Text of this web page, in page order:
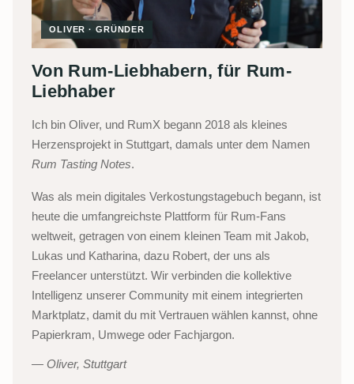
OLIVER · GRÜNDER
Von Rum-Liebhabern, für Rum-
Liebhaber
Ich bin Oliver, und RumX begann 2018 als kleines
Herzensprojekt in Stuttgart, damals unter dem Namen
Rum Tasting Notes.
Was als mein digitales Verkostungstagebuch begann, ist
heute die umfangreichste Plattform für Rum-Fans
weltweit, getragen von einem kleinen Team mit Jakob,
Lukas und Katharina, dazu Robert, der uns als
Freelancer unterstützt. Wir verbinden die kollektive
Intelligenz unserer Community mit einem integrierten
Marktplatz, damit du mit Vertrauen wählen kannst, ohne
Papierkram, Umwege oder Fachjargon.
Oliver, Stuttgart